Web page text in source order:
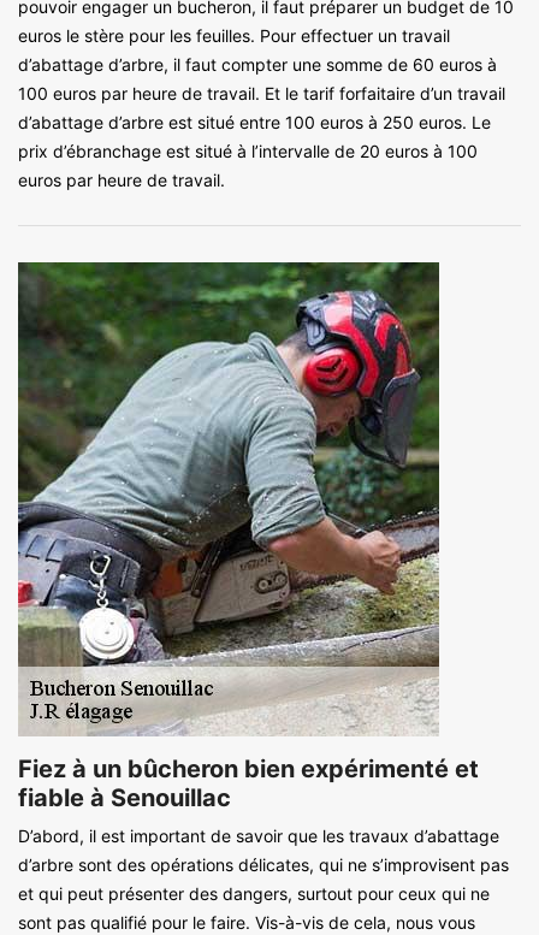
pouvoir engager un bucheron, il faut préparer un budget de 10
euros le stère pour les feuilles. Pour effectuer un travail
d’abattage d’arbre, il faut compter une somme de 60 euros à
100 euros par heure de travail. Et le tarif forfaitaire d’un travail
d’abattage d’arbre est situé entre 100 euros à 250 euros. Le
prix d’ébranchage est situé à l’intervalle de 20 euros à 100
euros par heure de travail.
Fiez à un bûcheron bien expérimenté et
fiable à Senouillac
D’abord, il est important de savoir que les travaux d’abattage
d’arbre sont des opérations délicates, qui ne s’improvisent pas
et qui peut présenter des dangers, surtout pour ceux qui ne
sont pas qualifié pour le faire. Vis-à-vis de cela, nous vous